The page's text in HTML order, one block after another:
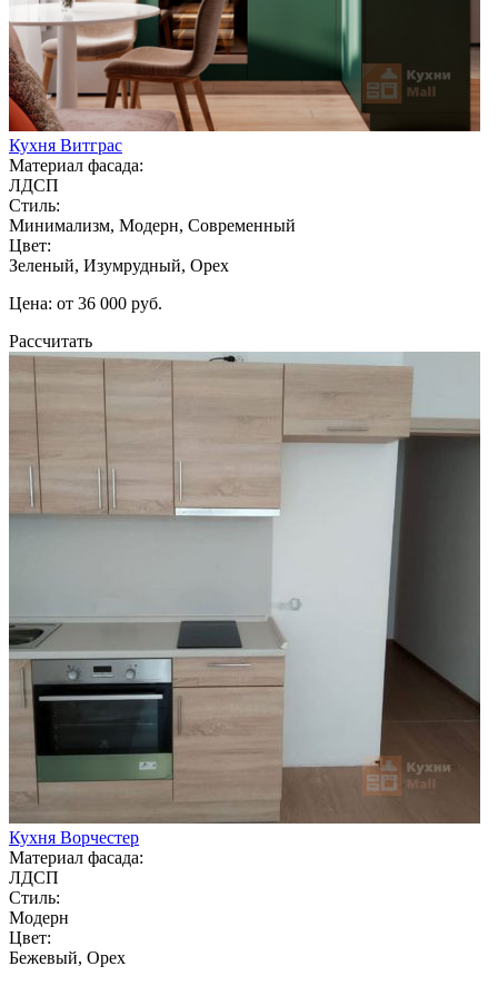
Кухня Витграс
Материал фасада:
ЛДСП
Стиль:
Минимализм, Модерн, Современный
Цвет:
Зеленый, Изумрудный, Орех
Цена: от 36 000 руб.
Рассчитать
Кухня Ворчестер
Материал фасада:
ЛДСП
Стиль:
Модерн
Цвет:
Бежевый, Орех